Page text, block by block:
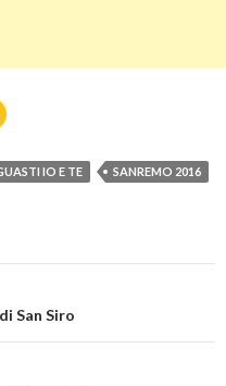
IO E TE
SANREMO 2016
San Siro